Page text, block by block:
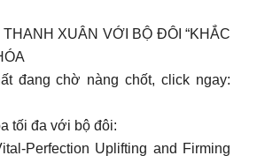
XUÂN VỚI BỘ ĐÔI “KHẮC
đang chờ nàng chốt, click ngay:
tối đa với bộ đôi:
Perfection Uplifting and Firming